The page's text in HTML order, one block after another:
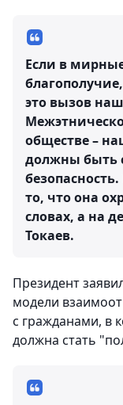
Если в
это вызов
обществе –
должны быть
то, что она
словах, а на
Токаев.
Президент
модели
с гражданами, в
должна стать